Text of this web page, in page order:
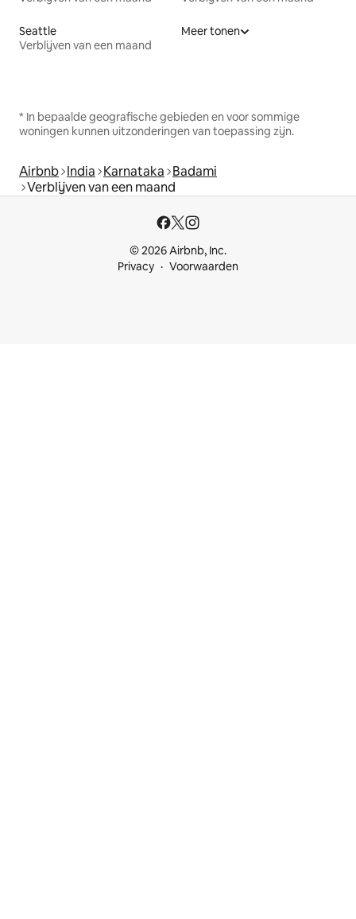
Seattle
Verblijven van een maand
Meer tonen
* In bepaalde geografische gebieden en voor sommige
woningen kunnen uitzonderingen van toepassing zijn.
Airbnb India Karnataka Badami
Verblijven van een maand
© 2026 Airbnb, Inc.
Privacy
Voorwaarden